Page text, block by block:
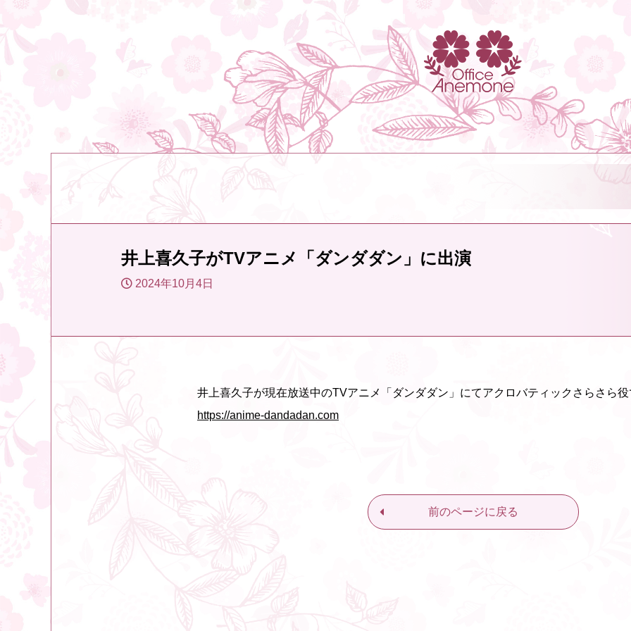
井上喜久子がTVアニメ「ダンダダン」に出演
2024年10月4日
井上喜久子が現在放送中のTVアニメ「ダンダダン」にてアクロバティックさらさら
https://anime-dandadan.com
前のページに戻る